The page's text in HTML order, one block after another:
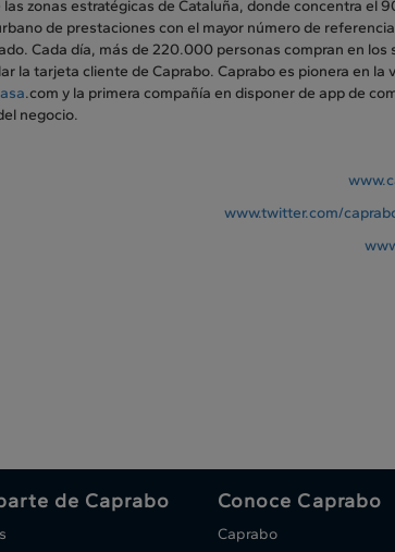
zonas estratégicas de Cataluña, donde concentra el
de prestaciones con el mayor número de
Cada día, más de 220.000 personas compran en
la tarjeta cliente de Caprabo. Caprabo es pionera en
.com y la primera compañía en disponer de app de
negocio.
www.twitter.com/
de Caprabo Conoce Caprabo
Caprabo